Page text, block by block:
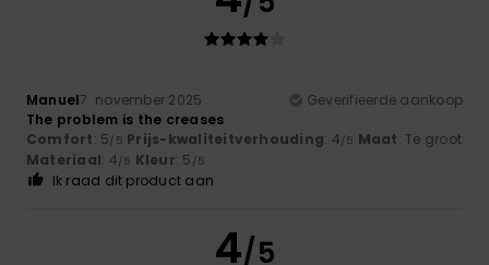
Manuel7. november 2025
Geverifieerde aankoop
The problem is the creases
Comfort: 5/5 Prijs-kwaliteitverhouding: 4/5 Maat: Te groot
Materiaal: 4/5 Kleur: 5 /5
Ik raad dit product aan
4/5